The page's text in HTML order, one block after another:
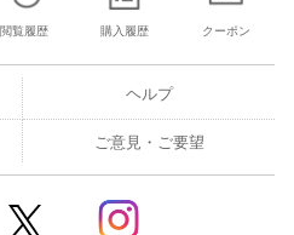
閲覧履歴 購入履歴 クーポン
ヘルプ
ご意見・ご要望